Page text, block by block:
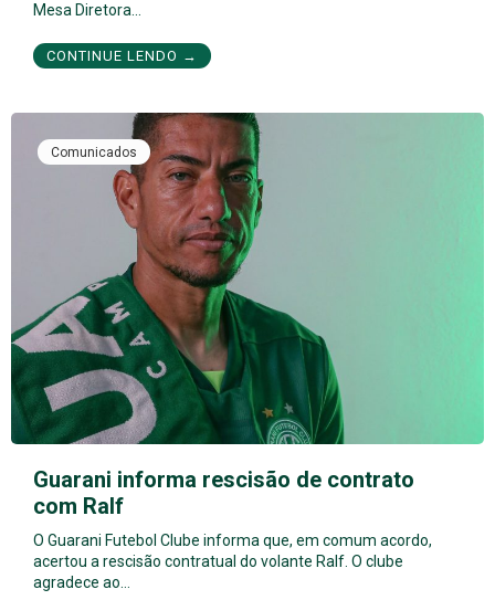
Mesa Diretora…
CONTINUE LENDO →
Comunicados
Guarani informa rescisão de contrato
com Ralf
O Guarani Futebol Clube informa que, em comum acordo,
acertou a rescisão contratual do volante Ralf. O clube
agradece ao…